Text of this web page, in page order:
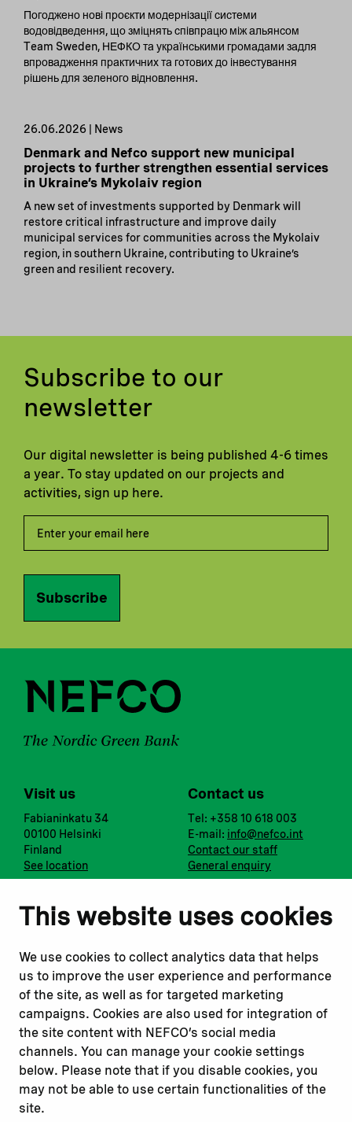
This website uses cookies
We use cookies to collect analytics data that helps
us to improve the user experience and performance
of the site, as well as for targeted marketing
campaigns. Cookies are also used for integration of
the site content with NEFCO’s social media
channels. You can manage your cookie settings
below. Please note that if you disable cookies, you
may not be able to use certain functionalities of the
site.
Погоджено нові проєкти модернізації системи
водовідведення, що зміцнять співпрацю між альянсом
Team Sweden, НЕФКО та українськими громадами задля
впровадження практичних та готових до інвестування
рішень для зеленого відновлення.
26.06.2026 | News
Denmark and Nefco support new municipal
projects to further strengthen essential services
in Ukraine’s Mykolaiv region
A new set of investments supported by Denmark will
restore critical infrastructure and improve daily
municipal services for communities across the Mykolaiv
region, in southern Ukraine, contributing to Ukraine’s
green and resilient recovery.
Subscribe to our
newsletter
Our digital newsletter is being published 4-6 times
a year. To stay updated on our projects and
activities, sign up here.
Subscribe
Visit us
Fabianinkatu 34
00100 Helsinki
Finland
See location
Contact us
Tel: +358 10 618 003
E-mail: info@nefco.int
Contact our staff
General enquiry
Notify us
Report a concern
Submit a complaint
Instagram
Youtube
Read about
Our financing
Our projects
Our impact
Our workplace
Related websites
Nopef
BGFA
MCFA